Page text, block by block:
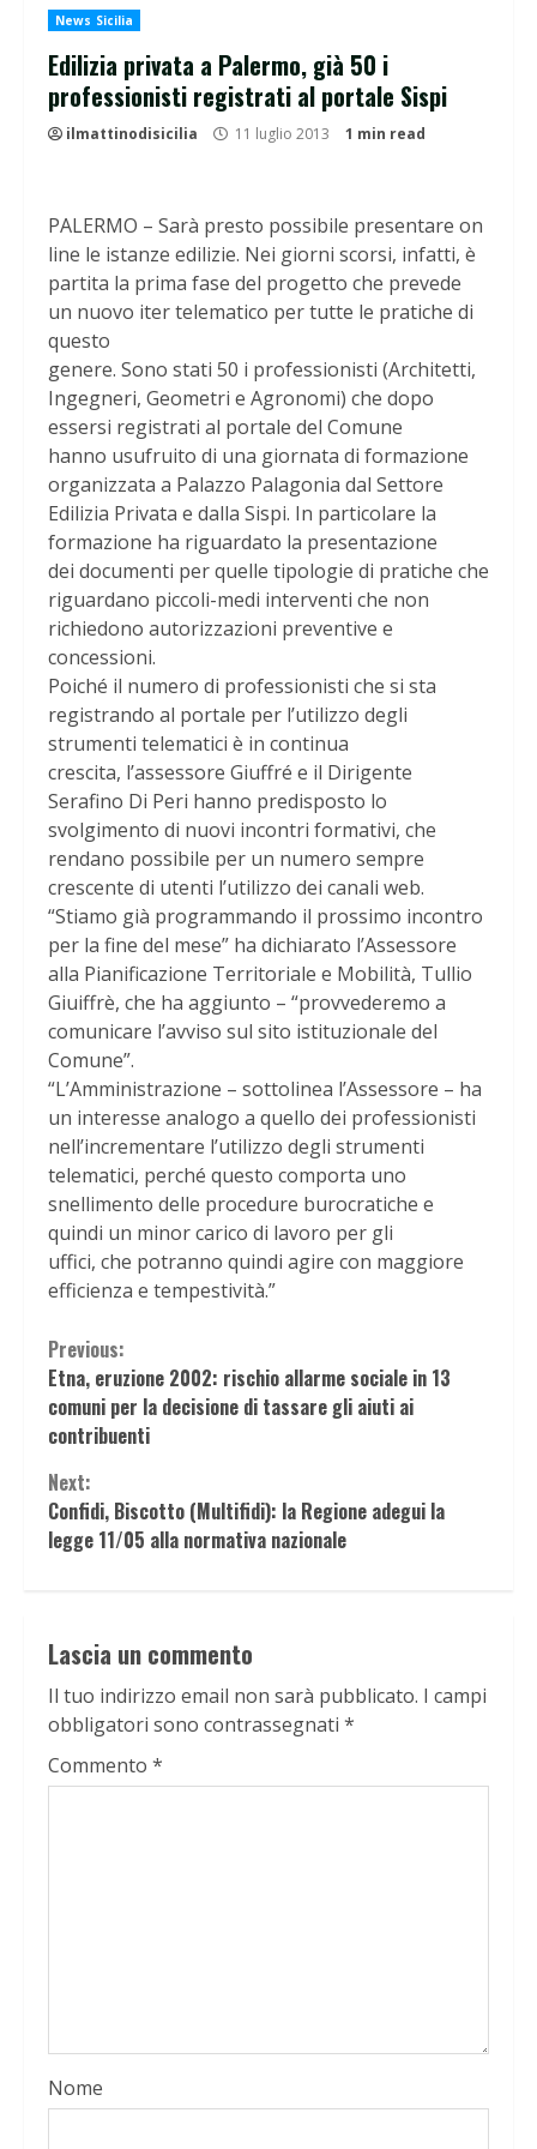
News Sicilia
Edilizia privata a Palermo, già 50 i
professionisti registrati al portale Sispi
ilmattinodisicilia 11 luglio 2013 1 min read
PALERMO – Sarà presto possibile presentare on
line le istanze edilizie. Nei giorni scorsi, infatti, è
partita la prima fase del progetto che prevede
un nuovo iter telematico per tutte le pratiche di
questo
genere. Sono stati 50 i professionisti (Architetti,
Ingegneri, Geometri e Agronomi) che dopo
essersi registrati al portale del Comune
hanno usufruito di una giornata di formazione
organizzata a Palazzo Palagonia dal Settore
Edilizia Privata e dalla Sispi. In particolare la
formazione ha riguardato la presentazione
dei documenti per quelle tipologie di pratiche che
riguardano piccoli-medi interventi che non
richiedono autorizzazioni preventive e
concessioni.
Poiché il numero di professionisti che si sta
registrando al portale per l’utilizzo degli
strumenti telematici è in continua
crescita, l’assessore Giuffré e il Dirigente
Serafino Di Peri hanno predisposto lo
svolgimento di nuovi incontri formativi, che
rendano possibile per un numero sempre
crescente di utenti l’utilizzo dei canali web.
“Stiamo già programmando il prossimo incontro
per la fine del mese” ha dichiarato l’Assessore
alla Pianificazione Territoriale e Mobilità, Tullio
Giuiffrè, che ha aggiunto – “provvederemo a
comunicare l’avviso sul sito istituzionale del
Comune”.
“L’Amministrazione – sottolinea l’Assessore – ha
un interesse analogo a quello dei professionisti
nell’incrementare l’utilizzo degli strumenti
telematici, perché questo comporta uno
snellimento delle procedure burocratiche e
quindi un minor carico di lavoro per gli
uffici, che potranno quindi agire con maggiore
efficienza e tempestività.”
Continue
Reading
Previous:
Etna, eruzione 2002: rischio allarme sociale in 13
comuni per la decisione di tassare gli aiuti ai
contribuenti
Next:
Confidi, Biscotto (Multifidi): la Regione adegui la
legge 11/05 alla normativa nazionale
Lascia un commento
Il tuo indirizzo email non sarà pubblicato. I campi
obbligatori sono contrassegnati *
Commento *
Nome